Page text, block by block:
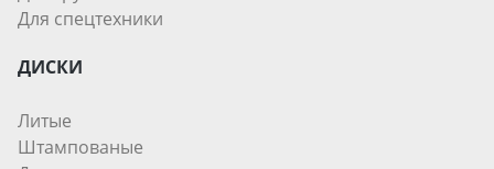
Для спецтехники
ДИСКИ
Литые
Штампованые